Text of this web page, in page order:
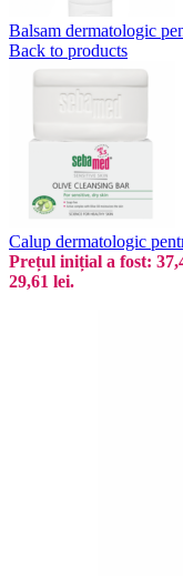
Balsam dermatologic
Back to products
Calup dermatologic
Prețul inițial a fost:
29,61 lei.